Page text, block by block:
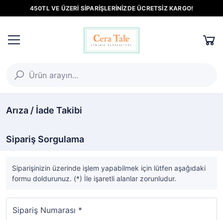
450TL VE ÜZERİ SİPARİŞLERİNİZDE ÜCRETSİZ KARGO!
Arıza / İade Takibi
Sipariş Sorgulama
Siparişinizin üzerinde işlem yapabilmek için lütfen aşağıdaki
formu doldurunuz. (*) İle işaretli alanlar zorunludur.
Sipariş Numarası *